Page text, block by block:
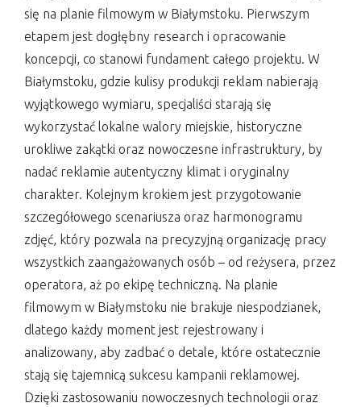
się na planie filmowym w Białymstoku. Pierwszym
etapem jest dogłębny research i opracowanie
koncepcji, co stanowi fundament całego projektu. W
Białymstoku, gdzie kulisy produkcji reklam nabierają
wyjątkowego wymiaru, specjaliści starają się
wykorzystać lokalne walory miejskie, historyczne
urokliwe zakątki oraz nowoczesne infrastruktury, by
nadać reklamie autentyczny klimat i oryginalny
charakter. Kolejnym krokiem jest przygotowanie
szczegółowego scenariusza oraz harmonogramu
zdjęć, który pozwala na precyzyjną organizację pracy
wszystkich zaangażowanych osób – od reżysera, przez
operatora, aż po ekipę techniczną. Na planie
filmowym w Białymstoku nie brakuje niespodzianek,
dlatego każdy moment jest rejestrowany i
analizowany, aby zadbać o detale, które ostatecznie
stają się tajemnicą sukcesu kampanii reklamowej.
Dzięki zastosowaniu nowoczesnych technologii oraz